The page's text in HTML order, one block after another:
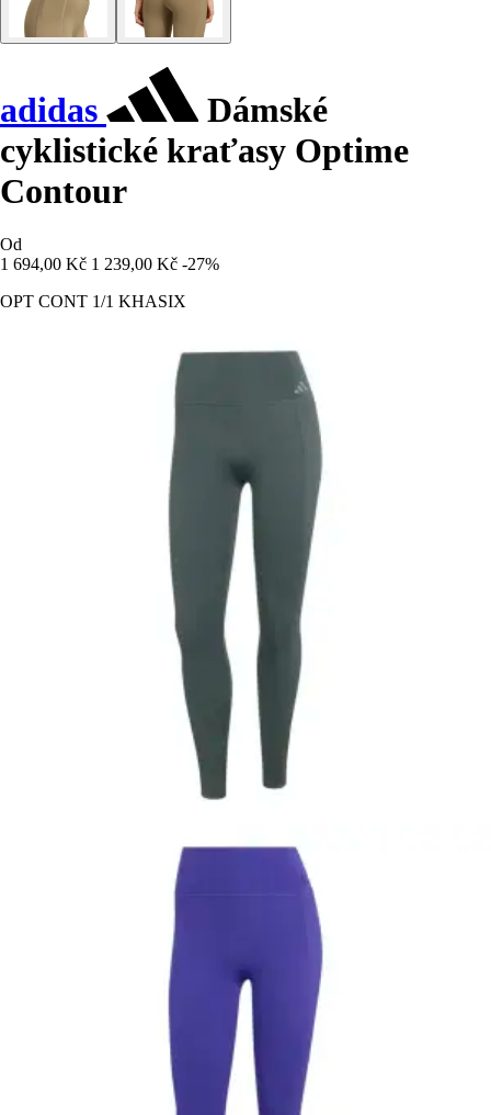
adidas
Dámské
cyklistické kraťasy Optime
Contour
Od
1 694,00 Kč 1 239,00 Kč -27%
OPT CONT 1/1 KHASIX